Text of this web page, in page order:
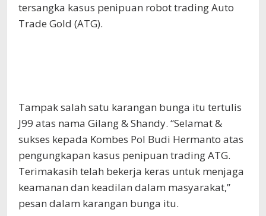
tersangka kasus penipuan robot trading Auto
Trade Gold (ATG).
Tampak salah satu karangan bunga itu tertulis
J99 atas nama Gilang & Shandy. “Selamat &
sukses kepada Kombes Pol Budi Hermanto atas
pengungkapan kasus penipuan trading ATG.
Terimakasih telah bekerja keras untuk menjaga
keamanan dan keadilan dalam masyarakat,”
pesan dalam karangan bunga itu.